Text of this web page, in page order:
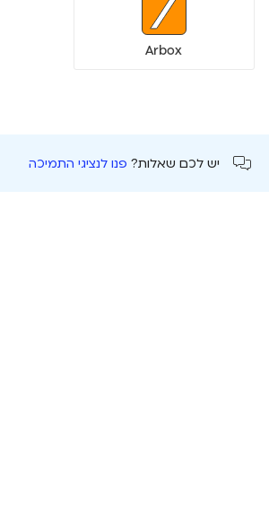
Arbox
יש לכם שאלות? פנו לנציגי התמיכה